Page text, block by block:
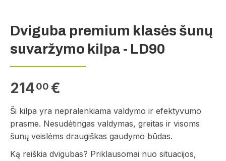
Dviguba premium klasės šunų
suvaržymo kilpa - LD90
21400 €
Ši kilpa yra nepralenkiama valdymo ir efektyvumo
prasme. Nesudėtingas valdymas, greitas ir visoms
šunų veislėms draugiškas gaudymo būdas.
Ką reiškia dvigubas? Priklausomai nuo situacijos,